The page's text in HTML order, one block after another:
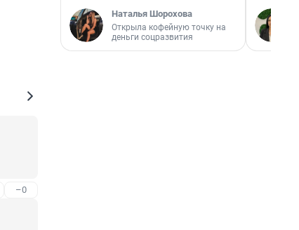
–0
Наталья Шорохова
Открыла кофейную точку на
деньги соцразвития